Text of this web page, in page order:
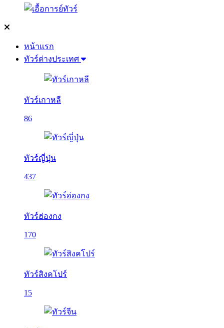
หน้าแรก
ทัวร์ต่างประเทศ
ทัวร์เกาหลี
86
ทัวร์ญี่ปุ่น
437
ทัวร์ฮ่องกง
170
ทัวร์สิงคโปร์
15